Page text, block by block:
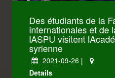
Engineering
Des étudiants de la
internationales et de
lASPU visitent
syrienne
2021-09-26 |
Details